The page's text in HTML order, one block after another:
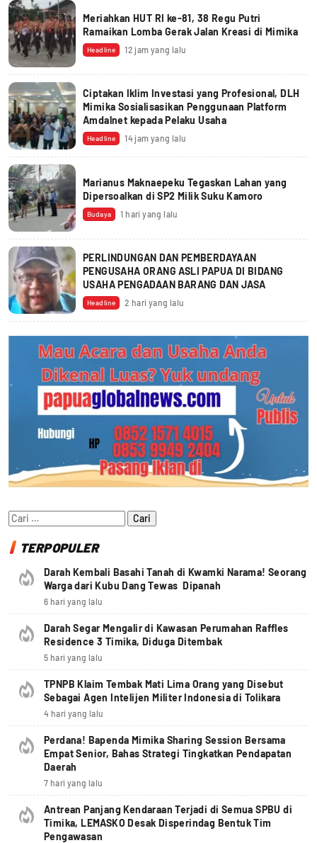
Meriahkan HUT RI ke-81, 38 Regu Putri
Ramaikan Lomba Gerak Jalan Kreasi di Mimika
Headline 12 jam yang lalu
Ciptakan Iklim Investasi yang Profesional, DLH
Mimika Sosialisasikan Penggunaan Platform
Amdalnet kepada Pelaku Usaha
Headline 14 jam yang lalu
Marianus Maknaepeku Tegaskan Lahan yang
Dipersoalkan di SP2 Milik Suku Kamoro
Budaya 1 hari yang lalu
PERLINDUNGAN DAN PEMBERDAYAAN
PENGUSAHA ORANG ASLI PAPUA DI BIDANG
USAHA PENGADAAN BARANG DAN JASA
Headline 2 hari yang lalu
Cari
untuk:
TERPOPULER
Darah Kembali Basahi Tanah di Kwamki Narama! Seorang
Warga dari Kubu Dang Tewas Dipanah
6 hari yang lalu
Darah Segar Mengalir di Kawasan Perumahan Raffles
Residence 3 Timika, Diduga Ditembak
5 hari yang lalu
TPNPB Klaim Tembak Mati Lima Orang yang Disebut
Sebagai Agen Intelijen Militer Indonesia di Tolikara
4 hari yang lalu
Perdana! Bapenda Mimika Sharing Session Bersama
Empat Senior, Bahas Strategi Tingkatkan Pendapatan
Daerah
7 hari yang lalu
Antrean Panjang Kendaraan Terjadi di Semua SPBU di
Timika, LEMASKO Desak Disperindag Bentuk Tim
Pengawasan